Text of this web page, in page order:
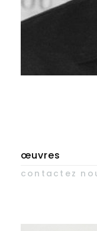
œuvres
contactez